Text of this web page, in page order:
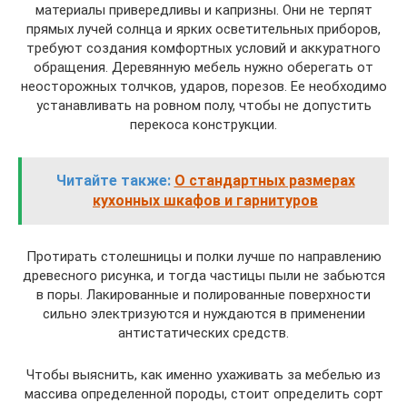
материалы привередливы и капризны. Они не терпят
прямых лучей солнца и ярких осветительных приборов,
требуют создания комфортных условий и аккуратного
обращения. Деревянную мебель нужно оберегать от
неосторожных толчков, ударов, порезов. Ее необходимо
устанавливать на ровном полу, чтобы не допустить
перекоса конструкции.
Читайте также: О стандартных размерах
кухонных шкафов и гарнитуров
Протирать столешницы и полки лучше по направлению
древесного рисунка, и тогда частицы пыли не забьются
в поры. Лакированные и полированные поверхности
сильно электризуются и нуждаются в применении
антистатических средств.
Чтобы выяснить, как именно ухаживать за мебелью из
массива определенной породы, стоит определить сорт